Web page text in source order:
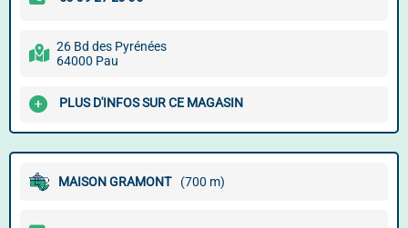
26 Bd des Pyrénées
64000 Pau
PLUS D'INFOS SUR CE MAGASIN
MAISON GRAMONT (700 m)